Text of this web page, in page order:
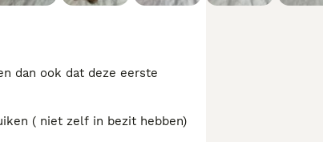
dan ook dat deze eerste
( niet zelf in bezit hebben)